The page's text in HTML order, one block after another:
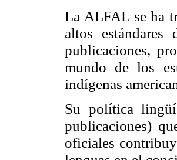
La ALFAL se ha
altos estándares
publicaciones,
mundo de los
indígenas
Su política
publicaciones)
oficiales